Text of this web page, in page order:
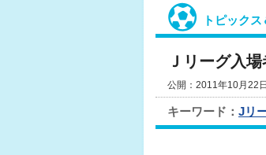
トピック
Ｊリーグ入
公開：2011年10月22日
キーワード： Jリ